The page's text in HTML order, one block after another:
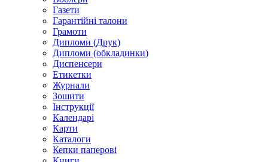
Газети
Гарантійні талони
Грамоти
Дипломи (Друк)
Дипломи (обкладинки)
Диспенсери
Етикетки
Журнали
Зошити
Інструкції
Календарі
Карти
Каталоги
Кепки паперові